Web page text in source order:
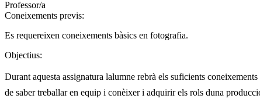
Professor/a
Coneixements previs:
Es requereixen coneixements bàsics en fotografia.
Objectius:
Durant aquesta assignatura lalumne rebrà els suficients
de saber treballar en equip i conèixer i adquirir els rols duna